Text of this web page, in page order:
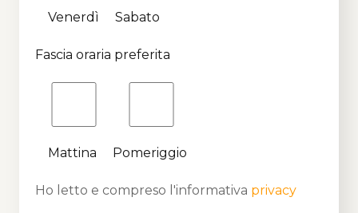
Venerdì Sabato
Fascia oraria preferita
Mattina Pomeriggio
Ho letto e compreso l'informativa privacy